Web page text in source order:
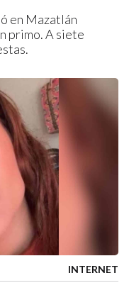
en Mazatlán
primo. A siete
INTERNET